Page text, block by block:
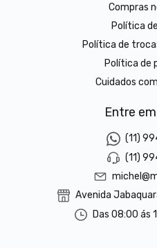
Compras
Política
Política de
Política de
Cuidados
Entre
(11)
(11)
Avenida
Das 08:00 ás